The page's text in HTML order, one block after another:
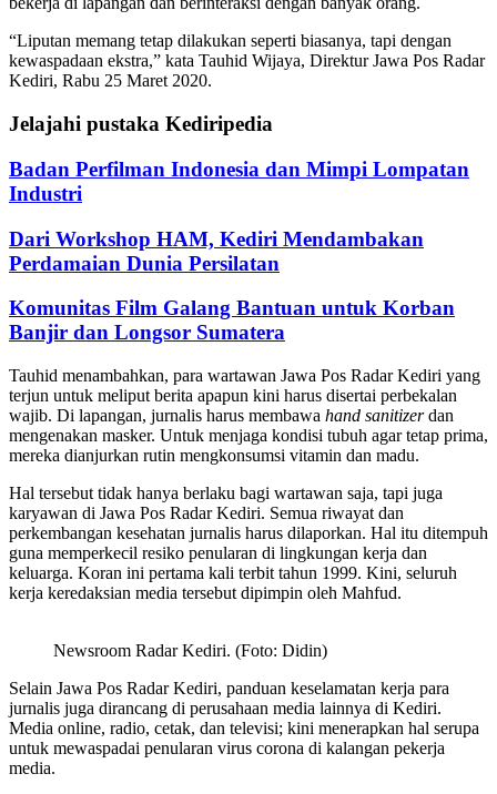
“Liputan memang tetap dilakukan seperti biasanya, tapi dengan
kewaspadaan ekstra,” kata Tauhid Wijaya, Direktur Jawa Pos Radar
Kediri, Rabu 25 Maret 2020.
Jelajahi pustaka Kediripedia
Badan Perfilman Indonesia dan Mimpi Lompatan
Industri
Dari Workshop HAM, Kediri Mendambakan
Perdamaian Dunia Persilatan
Komunitas Film Galang Bantuan untuk Korban
Banjir dan Longsor Sumatera
Tauhid menambahkan, para wartawan Jawa Pos Radar Kediri yang
terjun untuk meliput berita apapun kini harus disertai perbekalan
wajib. Di lapangan, jurnalis harus membawa hand sanitizerdan
mengenakan masker. Untuk menjaga kondisi tubuh agar tetap prima,
mereka dianjurkan rutin mengkonsumsi vitamin dan madu.
Hal tersebut tidak hanya berlaku bagi wartawan saja, tapi juga
karyawan di Jawa Pos Radar Kediri. Semua riwayat dan
perkembangan kesehatan jurnalis harus dilaporkan. Hal itu ditempuh
guna memperkecil resiko penularan di lingkungan kerja dan
keluarga. Koran ini pertama kali terbit tahun 1999. Kini, seluruh
kerja keredaksian media tersebut dipimpin oleh Mahfud.
Newsroom Radar Kediri. (Foto: Didin)
Selain Jawa Pos Radar Kediri, panduan keselamatan kerja para
jurnalis juga dirancang di perusahaan media lainnya di Kediri.
Media online, radio, cetak, dan televisi; kini menerapkan hal serupa
untuk mewaspadai penularan virus corona di kalangan pekerja
media.